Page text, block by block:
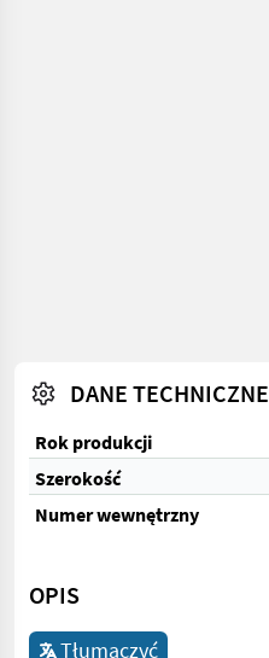
DANE TECHNICZNE
Rok produkcji
Szerokość
Numer wewnętrzny
OPIS
Tłumaczyć